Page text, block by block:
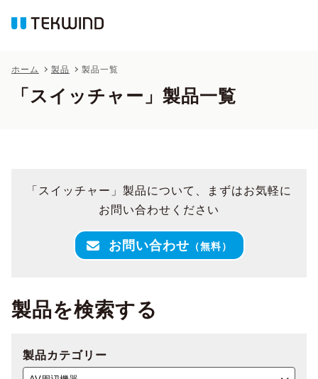
ホーム 製品 製品一覧
「スイッチャー」製品一覧
「スイッチャー」製品について、まずはお気軽に
お問い合わせください
お問い合わせ （無料）
製品を検索する
製品カテゴリー